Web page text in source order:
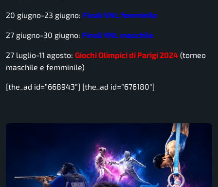
20 giugno-23 giugno: Finali VNL femminile
27 giugno-30 giugno: Finali VNL maschile
27 luglio-11 agosto: Giochi Olimpici di Parigi 2024 (torneo
maschile e femminile)
[the_ad id=”668943″] [the_ad id=”676180″]